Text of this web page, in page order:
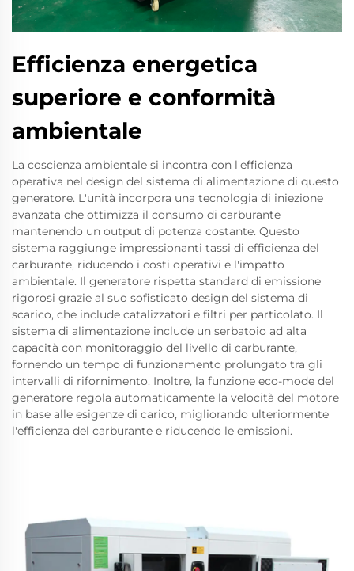
Efficienza energetica
superiore e conformità
ambientale
La coscienza ambientale si incontra con l'efficienza
operativa nel design del sistema di alimentazione di questo
generatore. L'unità incorpora una tecnologia di iniezione
avanzata che ottimizza il consumo di carburante
mantenendo un output di potenza costante. Questo
sistema raggiunge impressionanti tassi di efficienza del
carburante, riducendo i costi operativi e l'impatto
ambientale. Il generatore rispetta standard di emissione
rigorosi grazie al suo sofisticato design del sistema di
scarico, che include catalizzatori e filtri per particolato. Il
sistema di alimentazione include un serbatoio ad alta
capacità con monitoraggio del livello di carburante,
fornendo un tempo di funzionamento prolungato tra gli
intervalli di rifornimento. Inoltre, la funzione eco-mode del
generatore regola automaticamente la velocità del motore
in base alle esigenze di carico, migliorando ulteriormente
l'efficienza del carburante e riducendo le emissioni.